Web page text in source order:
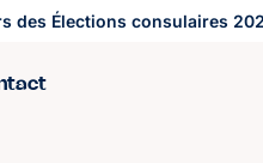
des Élections consulaires